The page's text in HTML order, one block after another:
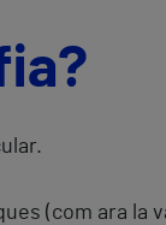
(com ara la